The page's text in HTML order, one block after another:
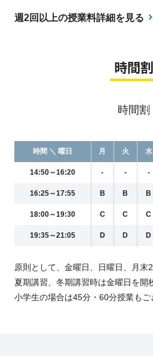
週2回以上の授業料詳細を見る
時間割
時間割
時間 ＼ 曜日 月 火 水
14:50～16:20 - - -
16:25～17:55 B B B
18:00～19:30 C C C
19:35～21:05 D D D
原則として、金曜日、日曜日、月末
夏期講習、冬期講習時は金曜日を開
小学生の場合は45分・60分授業もご